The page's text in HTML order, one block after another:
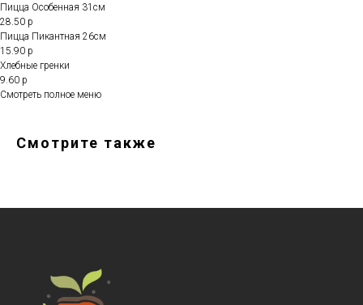
Пицца Особенная 31см
28.50 р
Пицца Пикантная 26см
15.90 р
Хлебные гренки
9.60 р
Смотреть полное меню
Смотрите также